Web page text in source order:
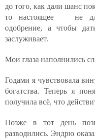
до того, как дали шанс
то настоящее — не
одобрение, а чтобы
заслуживает.
Мои глаза наполнились
Годами я чувствовала
богатства. Теперь я
получила всё, что
Позже в тот день
разводились. Эндрю